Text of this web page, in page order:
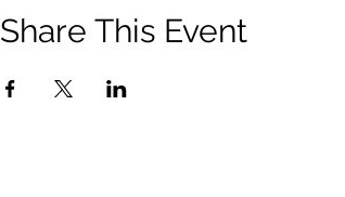
Share This Event